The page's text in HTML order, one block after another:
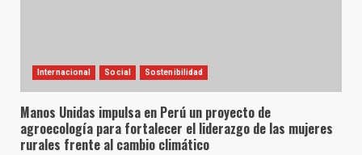
Internacional Social Sostenibilidad
Manos Unidas impulsa en Perú un proyecto de
agroecología para fortalecer el liderazgo de las mujeres
rurales frente al cambio climático